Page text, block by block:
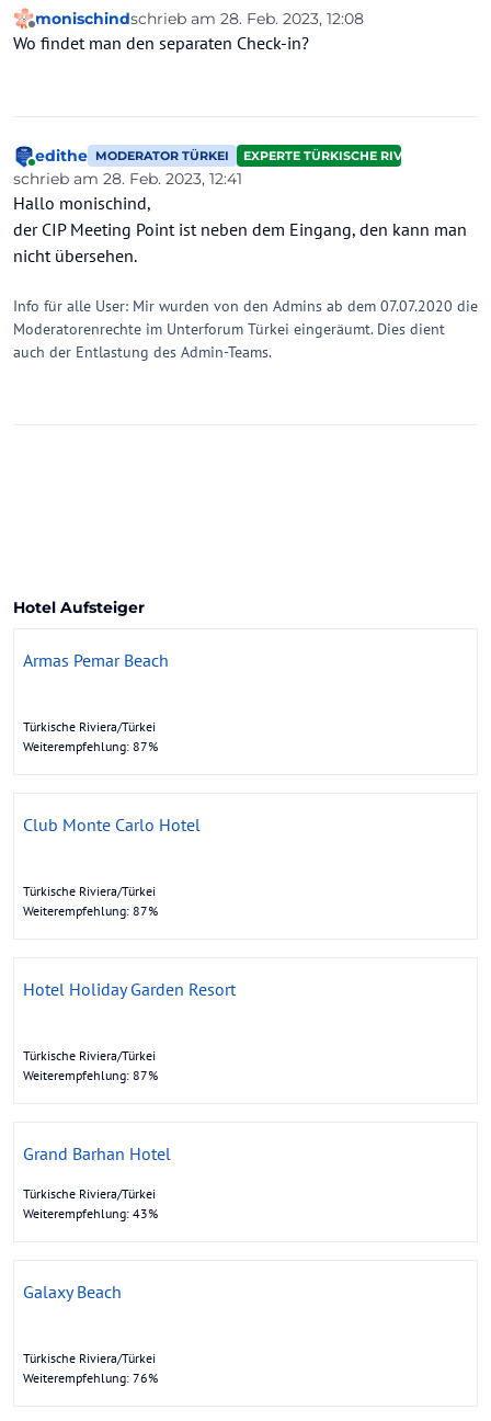
Offline
monischindschrieb am 28. Feb. 2023, 12:08
zuletzt editiert von
Wo findet man den separaten Check-in?
Online
edithe MODERATOR TÜRKEI EXPERTE TÜRKISCHE RIVIERA
schrieb am 28. Feb. 2023, 12:41
zuletzt editiert von
Hallo monischind,
der CIP Meeting Point ist neben dem Eingang, den kann man
nicht übersehen.
Info für alle User: Mir wurden von den Admins ab dem 07.07.2020 die
Moderatorenrechte im Unterforum Türkei eingeräumt. Dies dient
auch der Entlastung des Admin-Teams.
Hotel Aufsteiger
Armas Pemar Beach
Türkische Riviera/Türkei
Weiterempfehlung: 87%
Club Monte Carlo Hotel
Türkische Riviera/Türkei
Weiterempfehlung: 87%
Hotel Holiday Garden Resort
Türkische Riviera/Türkei
Weiterempfehlung: 87%
Grand Barhan Hotel
Türkische Riviera/Türkei
Weiterempfehlung: 43%
Galaxy Beach
Türkische Riviera/Türkei
Weiterempfehlung: 76%